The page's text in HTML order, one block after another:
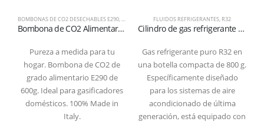
BOMBONAS DE CO2 DESECHABLES E290 FLUIDOS REFRIGERANTES
Bombona de CO2 Alimentario E290 – 600g – Desechable – Conexión M11x1
Pureza a medida para tu
hogar. Bombona de CO2 de
grado alimentario E290 de
600g. Ideal para gasificadores
domésticos. 100% Made in
Italy.
FLUIDOS REFRIGERANTES R32
Cilindro de gas refrigerante R32 – 800 g (válvula de 1/2″ ACME SX)
Gas refrigerante puro R32 en
una botella compacta de 800 g.
Específicamente diseñado
para los sistemas de aire
acondicionado de última
generación, está equipado con